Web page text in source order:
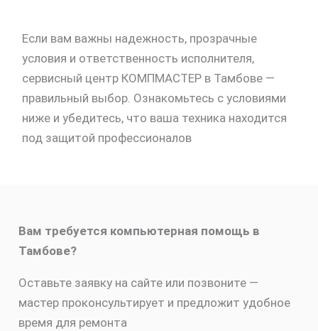
Если вам важны надежность, прозрачные
условия и ответственность исполнителя,
сервисный центр КОМПМАСТЕР в Тамбове —
правильный выбор. Ознакомьтесь с условиями
ниже и убедитесь, что ваша техника находится
под защитой профессионалов
Вам требуется компьютерная помощь в
Тамбове?
Оставьте заявку на сайте или позвоните —
мастер проконсультирует и предложит удобное
время для ремонта